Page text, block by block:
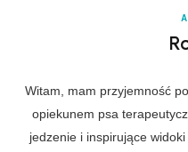
Witam, mam przyjemność
opiekunem psa
jedzenie i inspirujące